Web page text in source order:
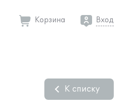
Корзина Вход
К списку